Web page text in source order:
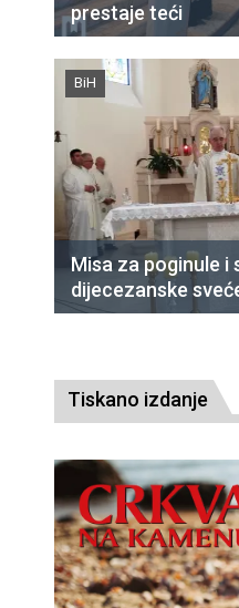
prestaje teći
BiH
Misa za poginule i
dijecezanske
Tiskano izdanje